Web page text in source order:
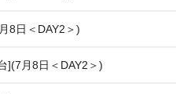
8日＜DAY2＞)
](7月8日＜DAY2＞)